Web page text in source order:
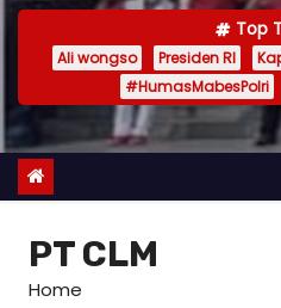
Top
Ali wongso Presiden RI
#HumasMabesPolri
PT CLM
Home